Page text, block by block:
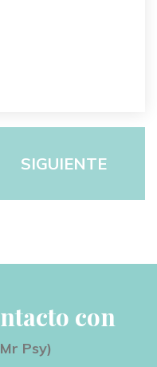
SIGUIENTE
con
Psy)